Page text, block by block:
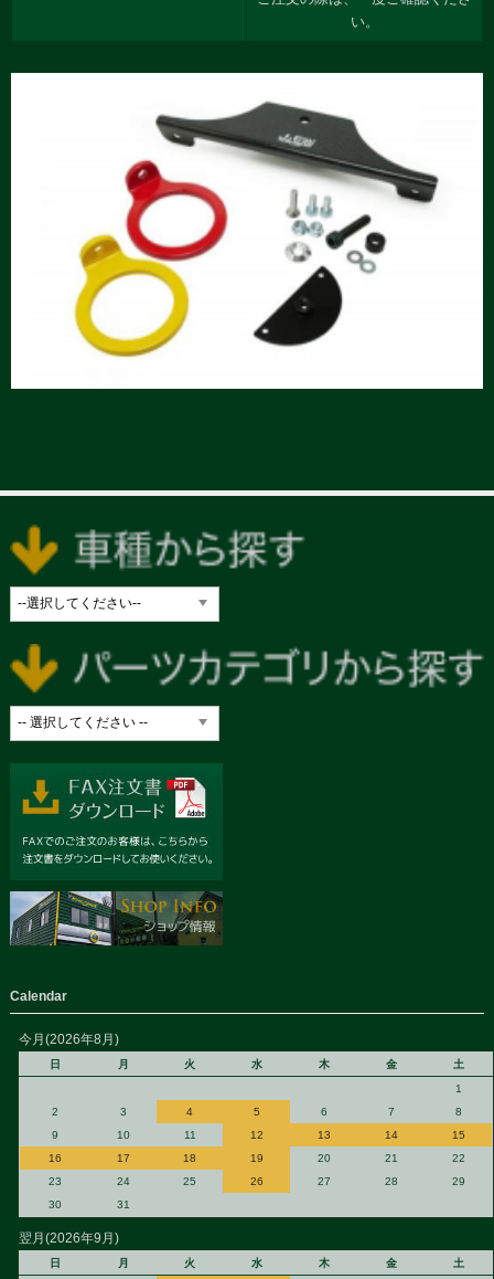
い。
Calendar
今月(2026年8月)
日 月 火 水 木 金
土
1
2
3 4 5 6 7
8
9
10 11 12 13 14
15
16
17 18 19 20 21
22
23
24 25 26 27 28
29
30
31
翌月(2026年9月)
日 月 火 水 木 金
土